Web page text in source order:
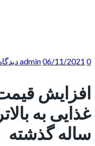
admin06/11/2021 0 دیدگاه ها
افزایش
ساله گذشته